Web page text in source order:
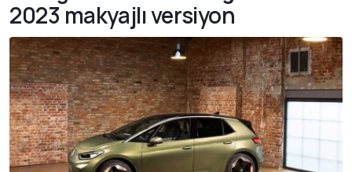
2023 makyajlı versiyon